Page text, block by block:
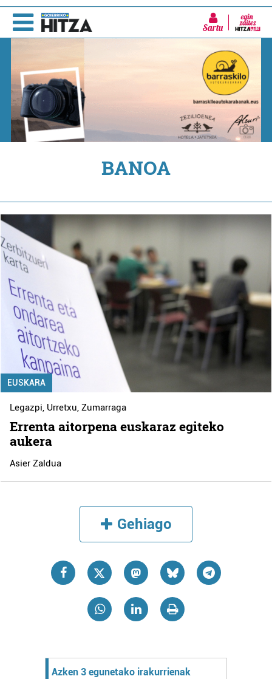
Sartu
BANOA
EUSKARA
Legazpi, Urretxu,Zumarraga
Errenta aitorpena euskaraz egiteko
aukera
Asier Zaldua
Gehiago
Azken 3 egunetako irakurrienak